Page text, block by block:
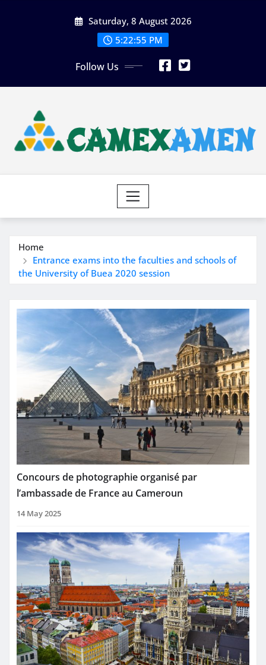
Saturday, 8 August 2026
5:22:57 PM
Follow Us
Home
Entrance exams into the faculties and schools of
the University of Buea 2020 session
Concours de photographie organisé par
l’ambassade de France au Cameroun
14 May 2025